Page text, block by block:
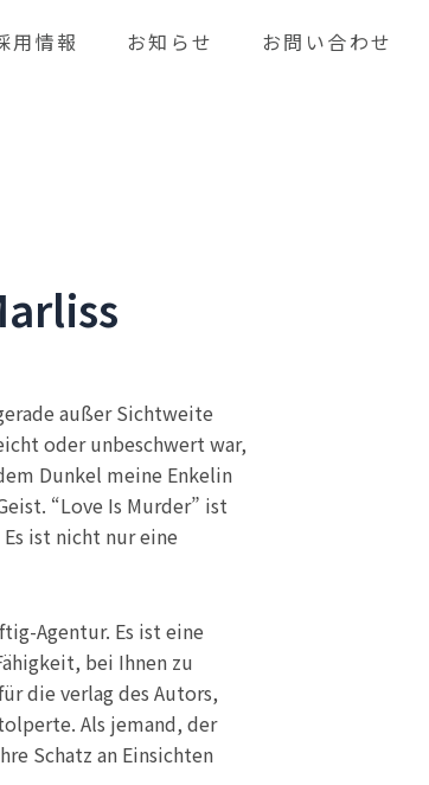
用情報 お知らせ お問い合わせ
außer Sichtweite
oder unbeschwert war,
Dunkel meine Enkelin
“Love Is Murder” ist
ist nicht nur eine
Agentur. Es ist eine
bei Ihnen zu
die verlag des Autors,
Als jemand, der
Schatz an Einsichten